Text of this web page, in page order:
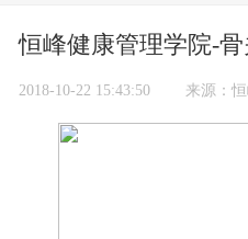
恒峰健康管理学院-
2018-10-22 15:43:50 来源：恒